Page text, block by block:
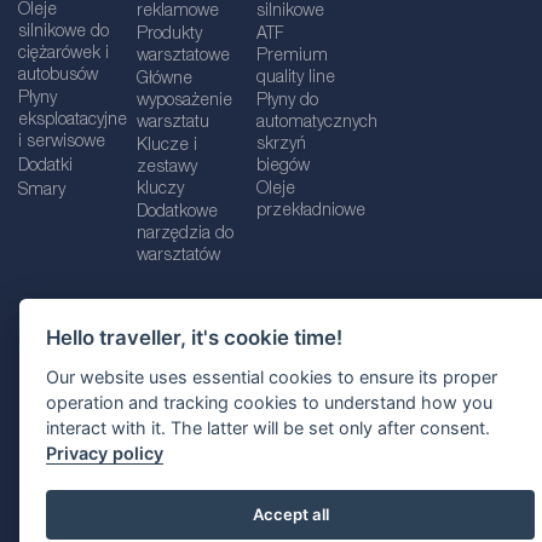
Hello traveller, it's cookie time!
Our website uses essential cookies to ensure its proper
operation and tracking cookies to understand how you
interact with it. The latter will be set only after consent.
Privacy policy
Accept all
Oleje
silnikowe do
ciężarówek i
autobusów
Płyny
eksploatacyjne
i serwisowe
Dodatki
Smary
reklamowe
Produkty
warsztatowe
Główne
wyposażenie
warsztatu
Klucze i
zestawy
kluczy
Dodatkowe
narzędzia do
warsztatów
silnikowe
ATF
Premium
quality line
Płyny do
automatycznych
skrzyń
biegów
Oleje
przekładniowe
Polityka prywatnośc i Polityka Cookie